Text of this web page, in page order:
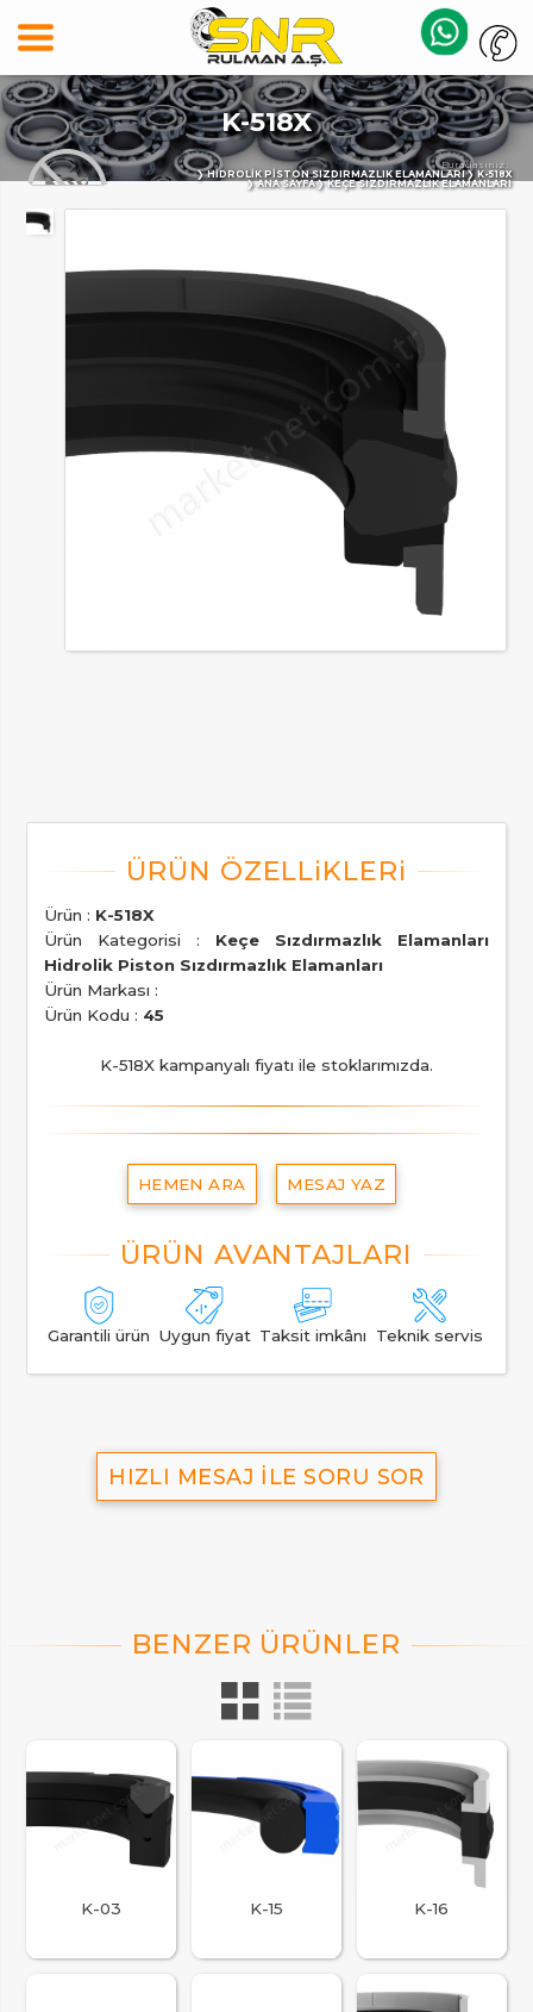
Buradasınız :
K-518X
HIDROLIK PISTON SIZDIRMAZLIK ELAMANLARI
KEÇE SIZDIRMAZLIK ELAMANLARI
ANA SAYFA
K-518X
Ürün : K-518X
Ürün Kategorisi : Keçe Sızdırmazlık Elamanları
Hidrolik Piston Sızdırmazlık Elamanları
Ürün Markası :
Ürün Kodu : 45
K-518X kampanyalı fiyatı ile stoklarımızda.
HEMEN ARA MESAJ YAZ
Garantili ürün Uygun fiyat Taksit imkânı Teknik servis
HIZLI MESAJ İLE SORU SOR
K-03 K-15 K-16